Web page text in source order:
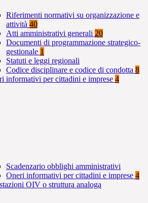
Riferimenti normativi su organizzazione e
attività 40
Atti amministrativi generali 20
Documenti di programmazione strategico-
gestionale 1
Statuti e leggi regionali
Codice disciplinare e codice di condotta 8
informativi per cittadini e imprese 4
Scadenzario obblighi amministrativi
Oneri informativi per cittadini e imprese 4
OIV o struttura analoga